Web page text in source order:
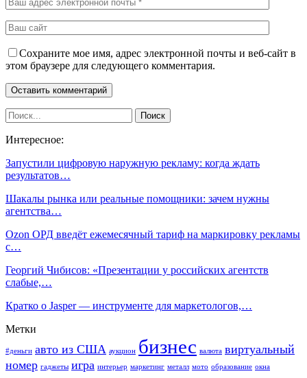
Сохраните мое имя, адрес электронной почты и веб-сайт в
этом браузере для следующего комментария.
Интересное:
Запустили цифровую наружную рекламу: когда ждать
результатов…
Шакалы рынка или реальные помощники: зачем нужны
агентства…
Ozon ОРД введёт ежемесячный тариф на маркировку рекламы
с…
Георгий Чибисов: «Презентации у российских агентств
слабые,…
Кратко о Jasper — инструменте для маркетологов,…
Метки
#деньги авто из США аукцион бизнес валюта виртуальный
номер гаджеты игра интерьер маркетинг металл мото образование окна